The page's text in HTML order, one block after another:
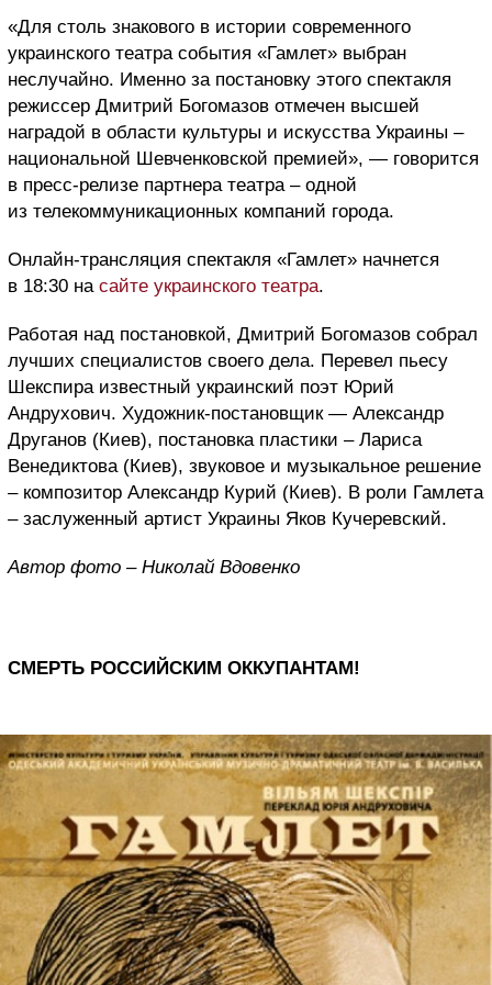
«Для столь знакового в истории современного
украинского театра события «Гамлет» выбран
неслучайно. Именно за постановку этого спектакля
режиссер Дмитрий Богомазов отмечен высшей
наградой в области культуры и искусства Украины –
национальной Шевченковской премией», — говорится
в пресс-релизе партнера театра – одной
из телекоммуникационных компаний города.
Онлайн-трансляция спектакля «Гамлет» начнется
в 18:30 на сайте украинского театра.
Работая над постановкой, Дмитрий Богомазов собрал
лучших специалистов своего дела. Перевел пьесу
Шекспира известный украинский поэт Юрий
Андрухович. Художник-постановщик — Александр
Друганов (Киев), постановка пластики – Лариса
Венедиктова (Киев), звуковое и музыкальное решение
– композитор Александр Курий (Киев). В роли Гамлета
– заслуженный артист Украины Яков Кучеревский.
Автор фото – Николай Вдовенко
СМЕРТЬ РОССИЙСКИМ ОККУПАНТАМ!